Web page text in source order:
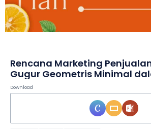
Rencana Marketing
Gugur Geometris Minimal
Download